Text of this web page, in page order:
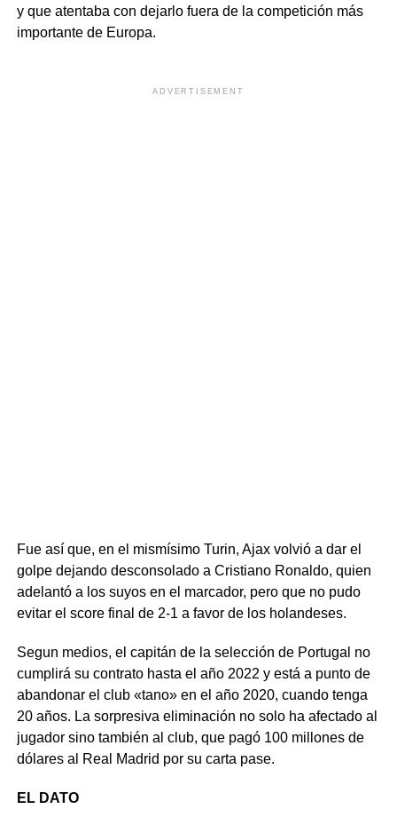
y que atentaba con dejarlo fuera de la competición más
importante de Europa.
ADVERTISEMENT
Fue así que, en el mismísimo Turin, Ajax volvió a dar el
golpe dejando desconsolado a Cristiano Ronaldo, quien
adelantó a los suyos en el marcador, pero que no pudo
evitar el score final de 2-1 a favor de los holandeses.
Segun medios, el capitán de la selección de Portugal no
cumplirá su contrato hasta el año 2022 y está a punto de
abandonar el club «tano» en el año 2020, cuando tenga
20 años. La sorpresiva eliminación no solo ha afectado al
jugador sino también al club, que pagó 100 millones de
dólares al Real Madrid por su carta pase.
EL DATO